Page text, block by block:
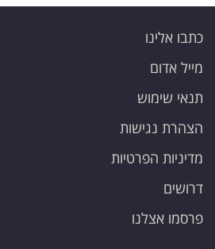
כתבו אלינו
מייל אדום
תנאי שימוש
הצהרת נגישות
מדיניות הפרטיות
דרושים
פרסמו אצלנו